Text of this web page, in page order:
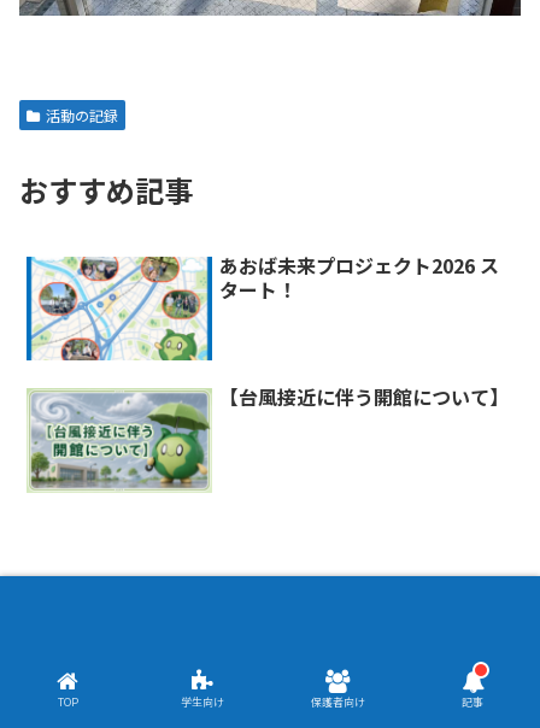
活動の記録
おすすめ記事
あおば未来プロジェクト2026 ス
タート！
【台風接近に伴う開館について】
Copyright © 2020 あおばコミュニティ・テラス All Rights
TOP 学生向け 保護者向け 記事